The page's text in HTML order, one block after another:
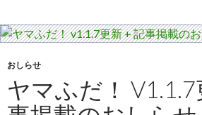
おしらせ
ヤマふだ！ V1.1.7